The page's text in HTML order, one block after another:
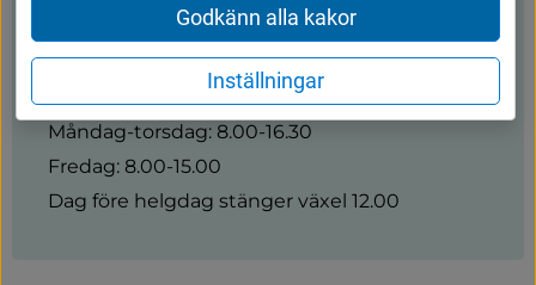
Kungsgatan 45, 447 80 Vårgårda
Måndag-torsdag: 8.00-16.30
Fredag: 8.00-15.00
Dag före helgdag stänger växel 12.00
Godkänn alla kakor
Inställningar